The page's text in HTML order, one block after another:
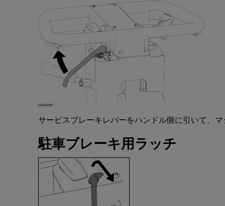
G404699
サービスブレーキレバーをハンドル側 に引 いて マ
駐車ブレーキ用 ラッチ